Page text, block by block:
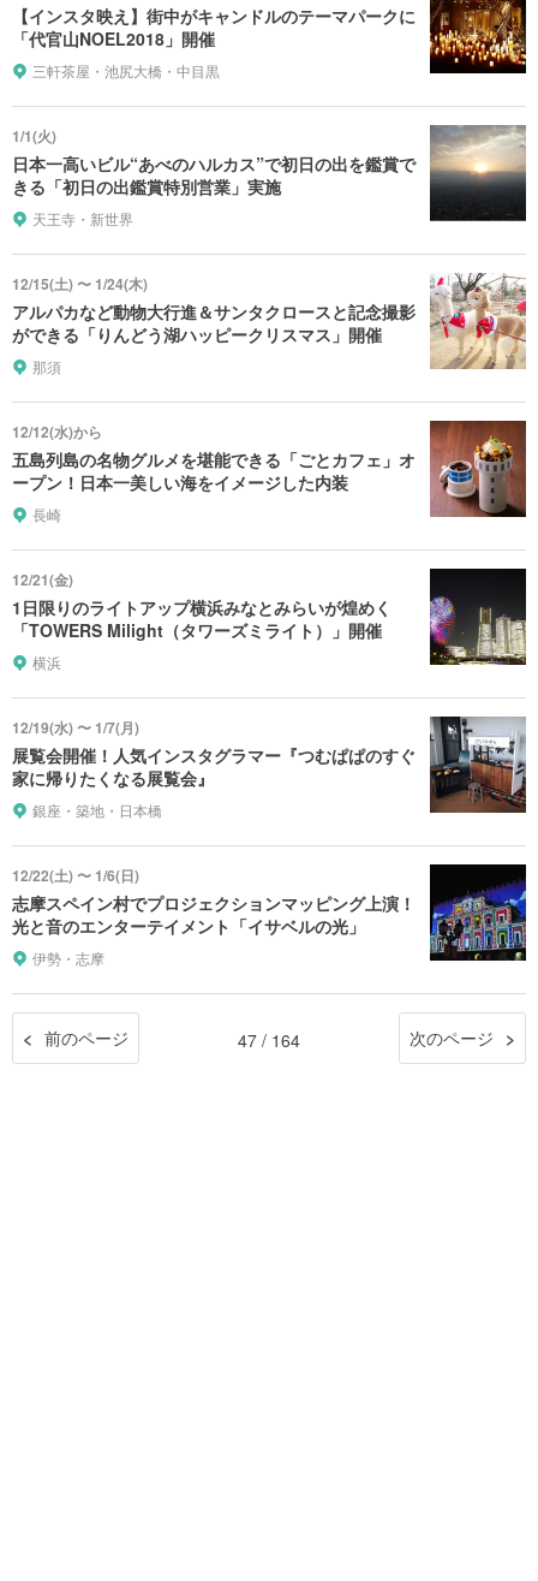
【インスタ映え】街中がキャンドルのテーマパークに
「代官山NOEL2018」開催
三軒茶屋・池尻大橋・中目黒
1/1(火)
日本一高いビル“あべのハルカス”で初日の出を鑑賞で
きる「初日の出鑑賞特別営業」実施
天王寺・新世界
12/15(土) 〜 1/24(木)
アルパカなど動物大行進＆サンタクロースと記念撮影
ができる「りんどう湖ハッピークリスマス」開催
那須
12/12(水)から
五島列島の名物グルメを堪能できる「ごとカフェ」オ
ープン！日本一美しい海をイメージした内装
長崎
12/21(金)
1日限りのライトアップ横浜みなとみらいが煌めく
「TOWERS Milight（タワーズミライト）」開催
横浜
12/19(水) 〜 1/7(月)
展覧会開催！人気インスタグラマー『つむぱぱのすぐ
家に帰りたくなる展覧会』
銀座・築地・日本橋
12/22(土) 〜 1/6(日)
志摩スペイン村でプロジェクションマッピング上演！
光と音のエンターテイメント「イサベルの光」
伊勢・志摩
前のページ 47 / 164 次のページ